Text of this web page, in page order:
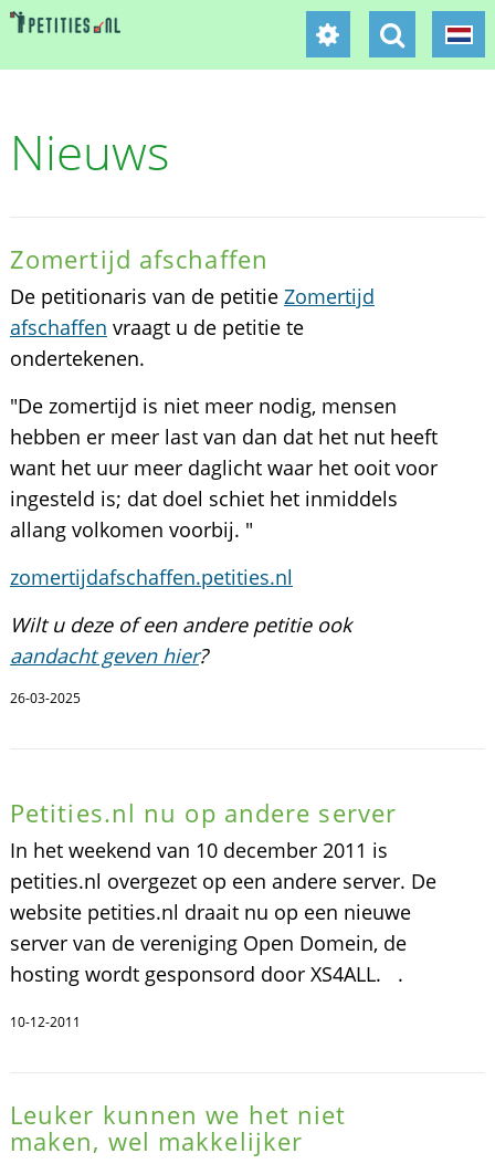
Nieuws
Zomertijd afschaffen
De petitionaris van de petitie Zomertijd
afschaffen vraagt u de petitie te
ondertekenen.
"De zomertijd is niet meer nodig, mensen
hebben er meer last van dan dat het nut heeft
want het uur meer daglicht waar het ooit voor
ingesteld is; dat doel schiet het inmiddels
allang volkomen voorbij. "
zomertijdafschaffen.petities.nl
Wilt u deze of een andere petitie ook
aandacht geven hier?
26-03-2025
Petities.nl nu op andere server
In het weekend van 10 december 2011 is
petities.nl overgezet op een andere server. De
website petities.nl draait nu op een nieuwe
server van de vereniging Open Domein, de
hosting wordt gesponsord door XS4ALL. .
10-12-2011
Leuker kunnen we het niet
maken, wel makkelijker